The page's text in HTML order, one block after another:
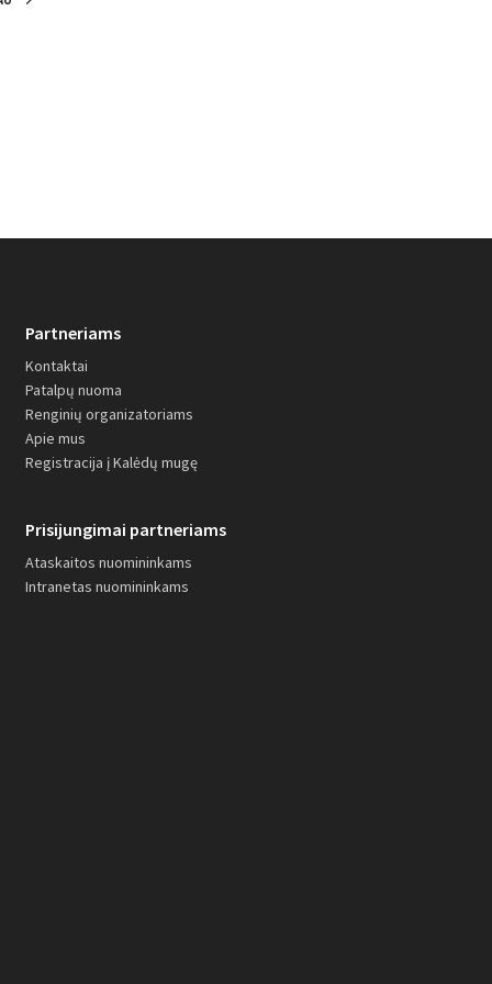
Partneriams
Kontaktai
Patalpų nuoma
Renginių organizatoriams
Apie mus
Registracija į Kalėdų mugę
Prisijungimai partneriams
Ataskaitos nuomininkams
Intranetas nuomininkams